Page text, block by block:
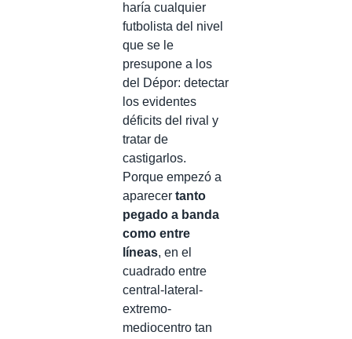
haría cualquier
futbolista del nivel
que se le
presupone a los
del Dépor: detectar
los evidentes
déficits del rival y
tratar de
castigarlos.
Porque empezó a
aparecer tanto
pegado a banda
como entre
líneas, en el
cuadrado entre
central-lateral-
extremo-
mediocentro tan